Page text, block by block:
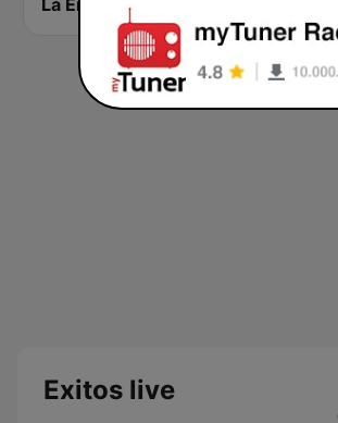
La Era de Oro HD
Exitos live